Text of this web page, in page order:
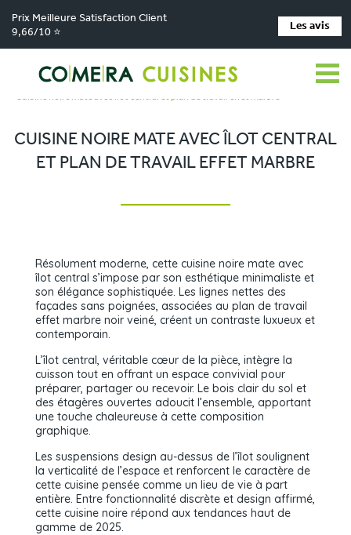
Prix Meilleure Satisfaction Client
9,66/10 ⭐
Les avis
Comera Cuisines > Nos magasins de cuisine > Cuisiniste Cholet
Réalisations >
Cuisine noire mate avec îlot central et plan de travail effet marbre
CUISINE NOIRE MATE AVEC ÎLOT CENTRAL
ET PLAN DE TRAVAIL EFFET MARBRE
Résolument moderne, cette cuisine noire mate avec
îlot central s’impose par son esthétique minimaliste et
son élégance sophistiquée. Les lignes nettes des
façades sans poignées, associées au plan de travail
effet marbre noir veiné, créent un contraste luxueux et
contemporain.
L’îlot central, véritable cœur de la pièce, intègre la
cuisson tout en offrant un espace convivial pour
préparer, partager ou recevoir. Le bois clair du sol et
des étagères ouvertes adoucit l’ensemble, apportant
une touche chaleureuse à cette composition
graphique.
Les suspensions design au-dessus de l’îlot soulignent
la verticalité de l’espace et renforcent le caractère de
cette cuisine pensée comme un lieu de vie à part
entière. Entre fonctionnalité discrète et design affirmé,
cette cuisine noire répond aux tendances haut de
gamme de 2025.